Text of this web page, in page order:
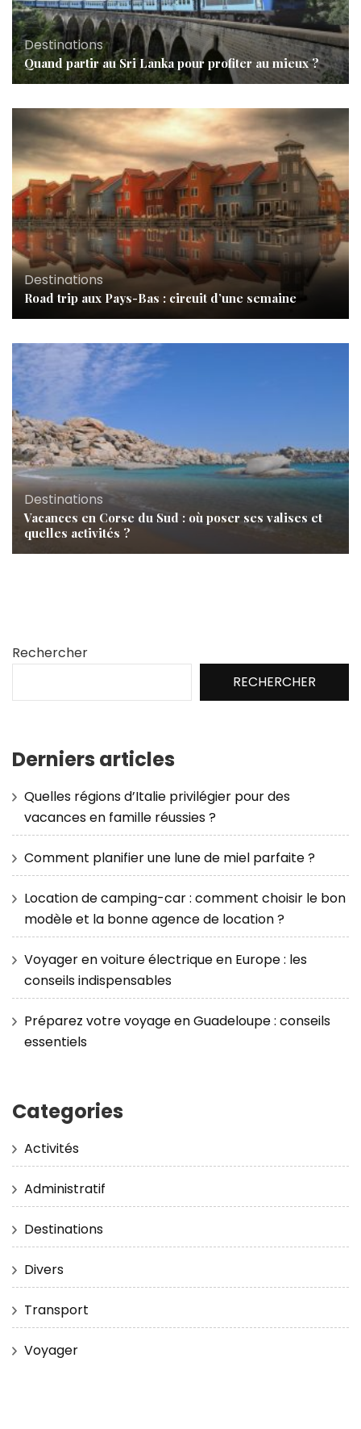
Destinations
Quand partir au Sri Lanka pour profiter au mieux ?
Destinations
Road trip aux Pays-Bas : circuit d’une semaine
Destinations
Vacances en Corse du Sud : où poser ses valises et
quelles activités ?
Rechercher
RECHERCHER
Derniers articles
Quelles régions d’Italie privilégier pour des
vacances en famille réussies ?
Comment planifier une lune de miel parfaite ?
Location de camping-car : comment choisir le bon
modèle et la bonne agence de location ?
Voyager en voiture électrique en Europe : les
conseils indispensables
Préparez votre voyage en Guadeloupe : conseils
essentiels
Categories
Activités
Administratif
Destinations
Divers
Transport
Voyager